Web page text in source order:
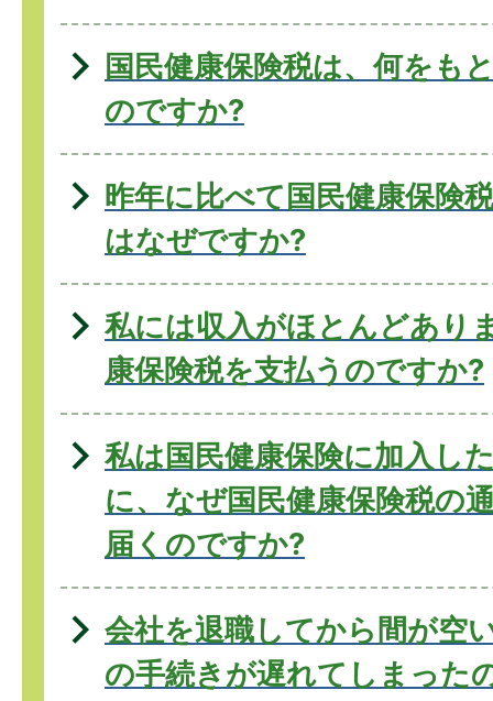
国民健康保険税は、何をも
のですか?
昨年に比べて国民健康保険
はなぜですか?
私には収入がほとんどあり
康保険税を支払うのですか?
私は国民健康保険に加入し
に、なぜ国民健康保険税の
届くのですか?
会社を退職してから間が空
の手続きが遅れてしまった